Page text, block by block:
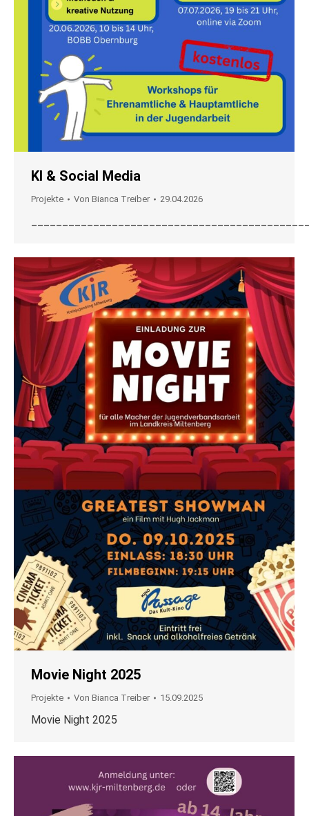
KI & Social Media
Projekte Von Bianca Treiber 29.04.2026
Movie Night 2025
Projekte Von Bianca Treiber 15.09.2025
Movie Night 2025